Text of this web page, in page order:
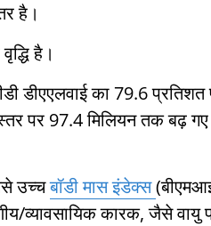
है।
है।
डीएएलवाई का 79.6 प्रतिशत
पर 97.4 मिलियन तक बढ़
उच्चबॉडी मास इंडेक्स
व्यावसायिक कारक, जैसे वायु